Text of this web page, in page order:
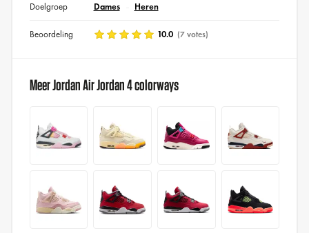
Doelgroep Dames Heren
Beoordeling 10.0 (7 votes)
Meer Jordan Air Jordan 4 colorways